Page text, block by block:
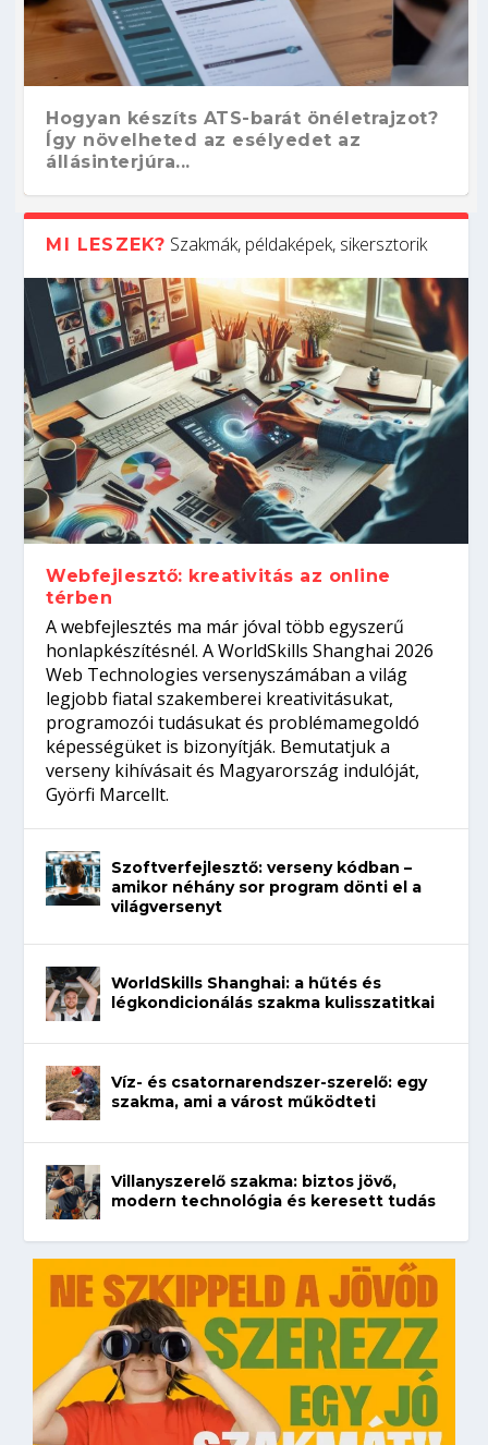
Hogyan készíts ATS-barát önéletrajzot?
Így növelheted az esélyedet az
állásinterjúra...
Kitalálod, mire használják ezeket a
gépeket?
Nem sikerült az egyetemi felvételi?
Tanulj szakmát!
Szoftverfejlesztő: verseny kódban –
amikor néhány sor program dönti el a
világversenyt...
Digitális detox – hogyan kapcsolódj ki
telefon nélkül?
MI LESZEK? Szakmák, példaképek, sikersztorik
Webfejlesztő: kreativitás az online
térben
A webfejlesztés ma már jóval több egyszerű
honlapkészítésnél. A WorldSkills Shanghai 2026
Web Technologies versenyszámában a világ
legjobb fiatal szakemberei kreativitásukat,
programozói tudásukat és problémamegoldó
képességüket is bizonyítják. Bemutatjuk a
verseny kihívásait és Magyarország indulóját,
Györfi Marcellt.
Szoftverfejlesztő: verseny kódban –
amikor néhány sor program dönti el a
világversenyt
WorldSkills Shanghai: a hűtés és
légkondicionálás szakma kulisszatitkai
Víz- és csatornarendszer-szerelő: egy
szakma, ami a várost működteti
Villanyszerelő szakma: biztos jövő,
modern technológia és keresett tudás